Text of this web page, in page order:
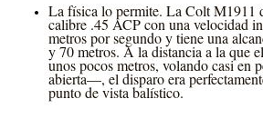
La física lo permite. La Colt M1911
calibre .45 ACP con una velocidad
metros por segundo y tiene una
y 70 metros. A la distancia a la que
unos pocos metros, volando casi en
abierta—, el disparo era
punto de vista balístico.